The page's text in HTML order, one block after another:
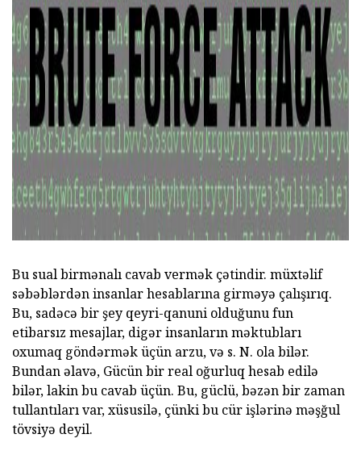
Bu sual birmənalı cavab vermək çətindir. müxtəlif
səbəblərdən insanlar hesablarına girməyə çalışırıq.
Bu, sadəcə bir şey qeyri-qanuni olduğunu fun
etibarsız mesajlar, digər insanların məktubları
oxumaq göndərmək üçün arzu, və s. N. ola bilər.
Bundan əlavə, Gücün bir real oğurluq hesab edilə
bilər, lakin bu cavab üçün. Bu, güclü, bəzən bir zaman
tullantıları var, xüsusilə, çünki bu cür işlərinə məşğul
tövsiyə deyil.